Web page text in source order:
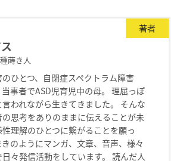
著者
蒔き人
ひとつ、自閉症スペクトラム障害
当事者でASD児育児中の母。 理屈っぽ
われながら生きてきました。 そんな
の思考をありのままに伝えることが未
理解のひとつに繋がることを願っ
のようにマンガ、文章、音声、様々
々発信活動をしています。 読んだ人